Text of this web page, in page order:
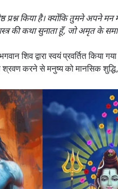
प्रश्न किया है। क्योंकि तुमने अपने
की कथा सुनाता हूँ, जो अमृत के
शिव द्वारा स्वयं प्रवर्तित किया
श्रवण करने से मनुष्य को मानसिक